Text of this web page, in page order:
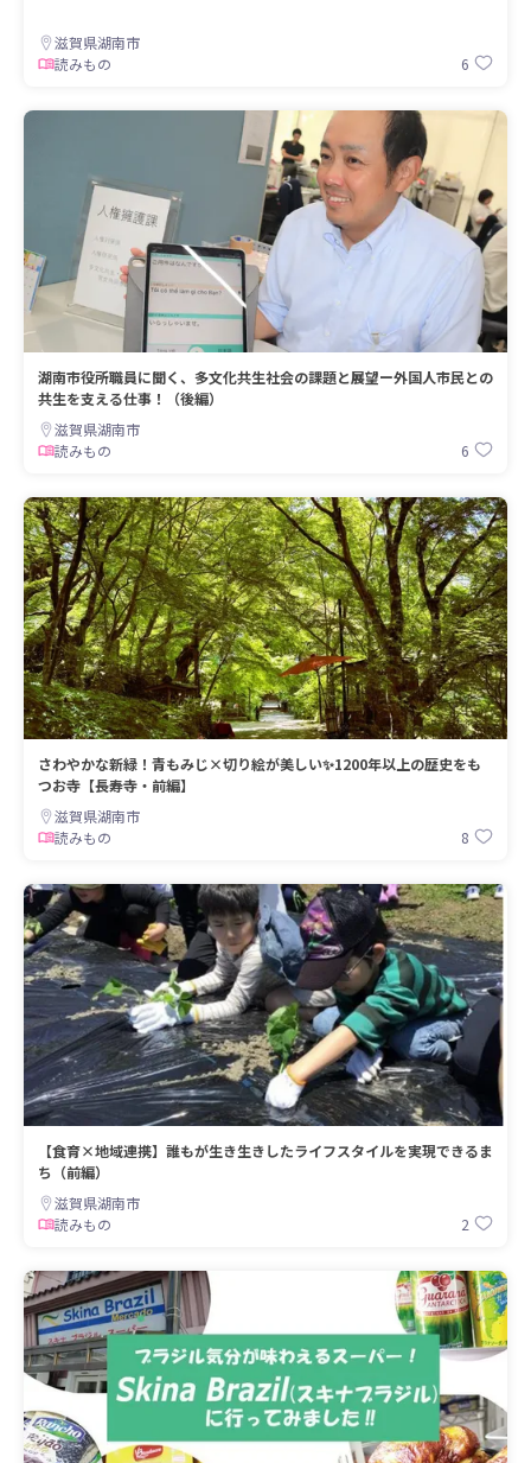
滋賀県湖南市
読みもの
6
湖南市役所職員に聞く、多文化共生社会の課題と展望ー外国人市民との
共生を支える仕事！（後編）
滋賀県湖南市
読みもの
6
さわやかな新緑！青もみじ×切り絵が美しい✨1200年以上の歴史をも
つお寺【長寿寺・前編】
滋賀県湖南市
読みもの
8
【食育×地域連携】誰もが生き生きしたライフスタイルを実現できるま
ち（前編）
滋賀県湖南市
読みもの
2